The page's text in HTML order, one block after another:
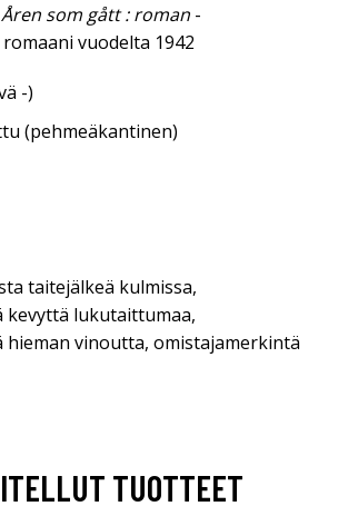
som gått : roman -
vuodelta 1942
-)
(pehmeäkantinen)
taitejälkeä kulmissa,
kevyttä lukutaittumaa,
hieman vinoutta, omistajamerkintä
TUOTTEET